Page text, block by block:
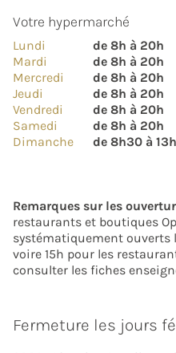
Votre hypermarché
Lundi
de 8h à 20h
Mardi
de 8h à 20h
Mercredi
de 8h à 20h
Jeudi
de 8h à 20h
Vendredi
de 8h à 20h
Samedi
de 8h à 20h
Dimanche
de 8h30 à 13h
Remarques sur les
restaurants et boutiques
systématiquement ouverts
voire 15h pour les
consulter les fiches
Fermeture les jours